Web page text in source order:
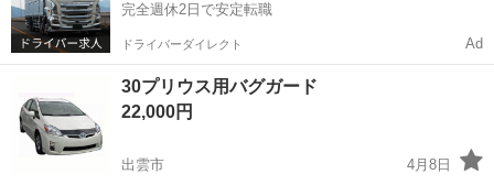
完全週休2日で安定転職
ドライバーダイレクト Ad
30プリウス用バグガード
22,000円
出雲市
4月8日